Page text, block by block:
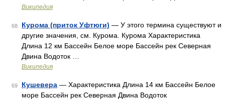
Википедия
68 Курома (приток Уфтюги) — У этого термина существуют и
другие значения, см. Курома. Курома Характеристика
Длина 12 км Бассейн Белое море Бассейн рек Северная
Двина Водоток …
Википедия
69 Кушевера — Характеристика Длина 14 км Бассейн Белое
море Бассейн рек Северная Двина Водоток